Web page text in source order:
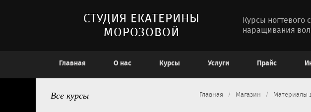
СТУДИЯ ЕКАТЕРИНЫ
МОРОЗОВОЙ
Курсы ногтевого
наращивания
Главная О нас Курсы Услуги Прайс
Главная Магазин Материалы
Все курсы